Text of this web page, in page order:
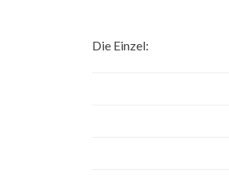
Die Einzel: